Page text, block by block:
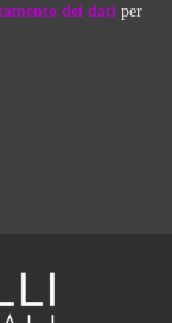
dei dati per